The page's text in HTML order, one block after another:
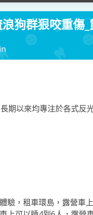
狗群狠咬重傷_
期以來均專注於各式反
驗，租車環島，露營車